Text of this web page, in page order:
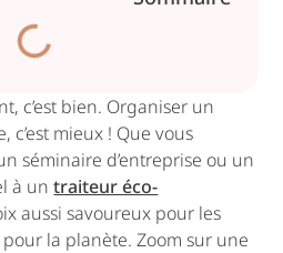
c’est bien. Organiser un
c’est mieux ! Que vous
séminaire d’entreprise ou un
à untraiteur éco-
aussi savoureux pour les
la planète. Zoom sur une